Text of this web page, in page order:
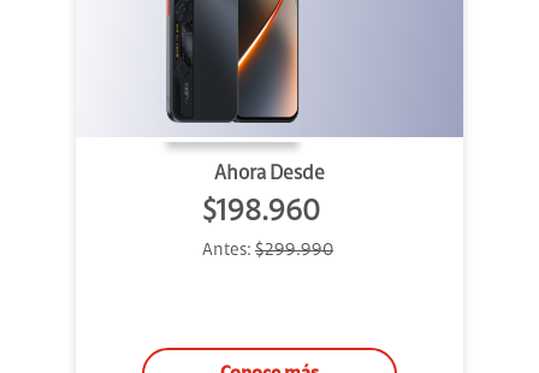
Ahora Desde
$198.960
Antes: $299.990